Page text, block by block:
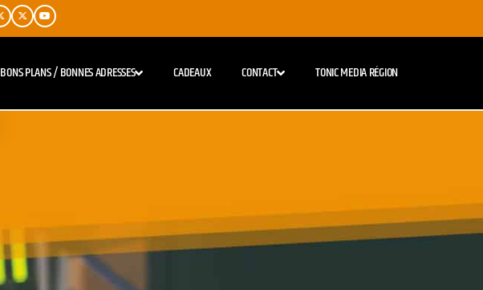
BONS PLANS / BONNES ADRESSES CADEAUX CONTACT TONIC MEDIA RÉGION